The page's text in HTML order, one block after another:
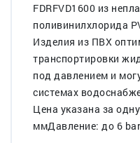
FDRFVD1600 из
поливинилхлорида
Изделия из ПВХ
транспортировки
под давлением и
системах
Цена указана за
ммДавление: до 6 bar